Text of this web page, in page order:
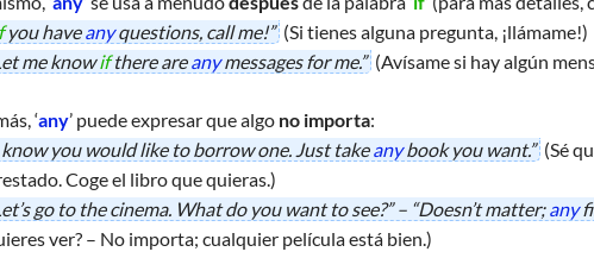
you haveanyquestions, call me!” (Si tienes alguna pregunta, ¡llámame!)
me knowifthere areanymessages for me.” (Avísame si hay algún
‘any’ puede expresar que algo no importa:
know you would like to borrow one. Just takeanybook you want.” (Sé
Coge el libro que quieras.)
go to the cinema. What do you want to see?” – “Doesn’t matter;any
ver? – No importa; cualquier película está bien.)